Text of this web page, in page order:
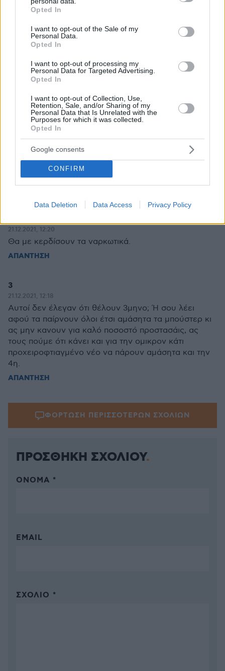
grant or deny consent to Google and its third-party tags to
use your data for below specified purposes in below Google
consent section.
Opted In
I want to opt-out of the Sale of my
Personal Data.
Opted In
I want to opt-out of processing my
Personal Data for Targeted Advertising.
Opted In
I want to opt-out of Collection, Use,
Retention, Sale, and/or Sharing of my
Personal Data that Is Unrelated with the
Purposes for which it was collected.
Opted In
Google consents
CONFIRM
Data Deletion Data Access Privacy Policy
Δρυιδης
21.12.2021, 12:32
Θα μας παρει 1-2 εβδομαδες να αλλαξουμε ολες τις
παλιες ετικετες με τις νεες που θα γραφουν οτι ειναι
για την Ο μικρον....Ετσι κ αλλιως την ιδια δουλεια δεν
κανουν
ΑΠΑΝΤΗΣΗ
μακης
21.12.2021, 14:56
Απο οτι βλεπω εισαι διαβασμενος και εσυ απο το
γκουγλου .
ΑΠΑΝΤΗΣΗ
21.12.2021, 12:20
Θα με κερδίσουν τα ναρκωτικά.
ΑΠΑΝΤΗΣΗ
3
21.12.2021, 12:18
Αυτοί δεν έλεγαν ότι θέλουν 3μηνο; Ή σου λέει
αφού τα παίρνουν όλοι έτσι αμάσητα τα μπούστερ κι
ας μην κανουν για καλό ποσοστό προστασάις, ας
τους πούμε ότι κάνει και για την ομικρον κάτι
προχειροφτιαγμένο νέο να πάρουν αμάσητα και την
4η.
ΑΠΑΝΤΗΣΗ
ΦΟΡΤΩΣΗ ΠΕΡΙΣΣΟΤΕΡΩΝ ΣΧΟΛΙΩΝ
ΠΡΟΣΘΗΚΗ ΣΧΟΛΙΟΥ
ΌΝΟΜΑ *
EMAIL
ΣΧΌΛΙΟ *